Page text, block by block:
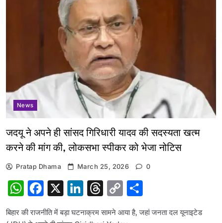
News
जदयू ने अपने ही सांसद गिरिधारी यादव की सदस्यता खत्म
करने की मांग की, लोकसभा स्पीकर को भेजा नोटिस
Pratap Dhama March 25, 2026 0
WhatsApp
Facebook
X LinkedIn
Threads
Copy
Link
बिहार की राजनीति में बड़ा घटनाक्रम सामने आया है, जहां जनता दल यूनाइटेड